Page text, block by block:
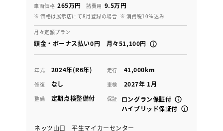
車両価格 265万円 諸費用 9.5万円
※ 価格は展示店にて8月登録の場合 ※ 消費税10％込み
月々定額プラン
頭金・ボーナス払い0円 月々51,100円
年式 2024年(R6年) 走行 41,000km
修復 なし 車検 2027年 1月
整備 定期点検整備付 保証
ロングラン保証付
ハイブリッド保証付
ネッツ山口 平生マイカーセンター